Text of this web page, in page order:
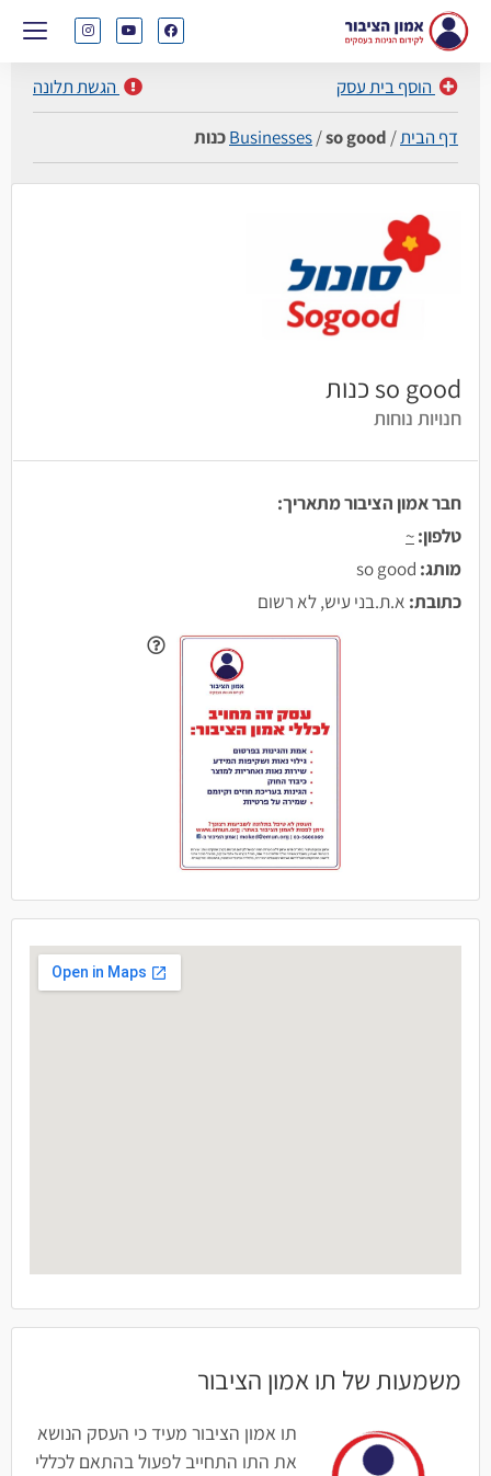
הוסף בית עסק הגשת תלונה
דף הבית/
Businesses/so good כנות
so good כנות
חנויות נוחות
חבר אמון הציבור מתאריך:
טלפון:~
מותג:
כתובת: א.ת.בני עיש, לא רשום
משמעות של תו אמון הציבור
תו אמון הציבור מעיד כי העסק הנושא
את התו התחייב לפעול בהתאם לכללי